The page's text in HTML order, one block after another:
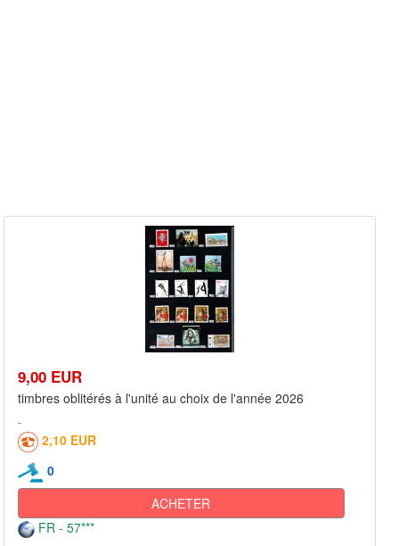
9,00 EUR
timbres oblitérés à l'unité au choix de l'année 2026
2,10 EUR
0
ACHETER
FR - 57***